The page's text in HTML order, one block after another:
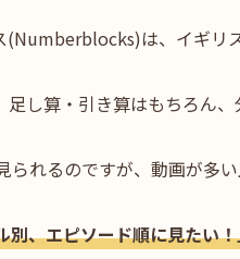
(Numberblocks)は、イギリ
し算・引き算はもちろん
れるのですが、動画が多
別、エピソード順に見たい